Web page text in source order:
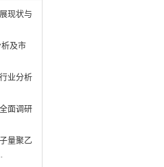
现状与
及市
业分析
面调研
量聚乙